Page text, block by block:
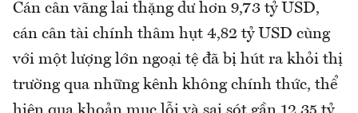
Cán cân vãng lai thặng dư hơn 9,73 tỷ USD,
cán cân tài chính thâm hụt 4,82 tỷ USD cùng
với một lượng lớn ngoại tệ đã bị hút ra khỏi thị
trường qua những kênh không chính thức, thể